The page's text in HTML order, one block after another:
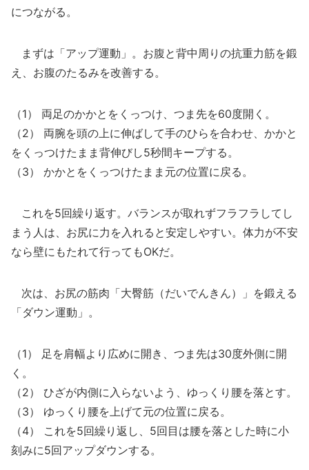
につながる。
まずは「アップ運動」。お腹と背中周りの抗重力筋を鍛
え、お腹のたるみを改善する。
（1） 両足のかかとをくっつけ、つま先を60度開く。
（2） 両腕を頭の上に伸ばして手のひらを合わせ、かかと
をくっつけたまま背伸びし5秒間キープする。
（3） かかとをくっつけたまま元の位置に戻る。
これを5回繰り返す。バランスが取れずフラフラしてし
まう人は、お尻に力を入れると安定しやすい。体力が不安
なら壁にもたれて行ってもOKだ。
次は、お尻の筋肉「大臀筋（だいでんきん）」を鍛える
「ダウン運動」。
（1） 足を肩幅より広めに開き、つま先は30度外側に開
く。
（2） ひざが内側に入らないよう、ゆっくり腰を落とす。
（3） ゆっくり腰を上げて元の位置に戻る。
（4） これを5回繰り返し、5回目は腰を落とした時に小
刻みに5回アップダウンする。